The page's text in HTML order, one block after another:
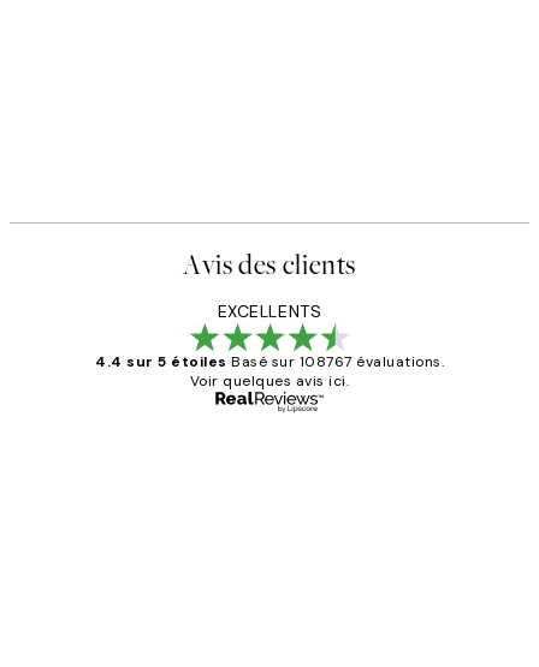
Avis des clients
EXCELLENTS
4.4 sur 5 étoiles Basé sur 108767 évaluations.
Voir quelques avis ici.